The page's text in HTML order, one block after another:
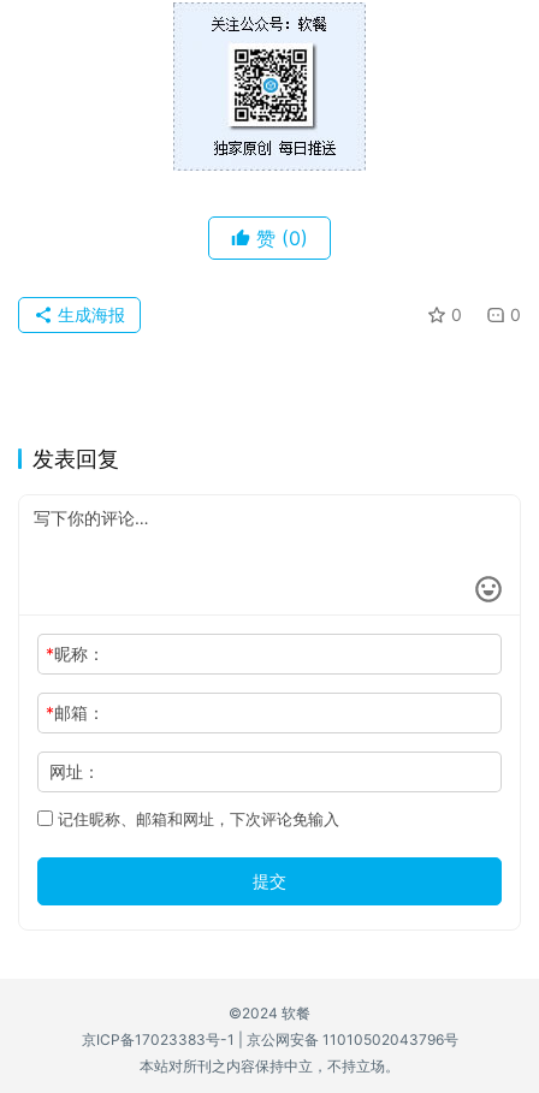
赞 (0)
0 0
生成海报
发表回复
*昵称：
*邮箱：
网址：
记住昵称、邮箱和网址，下次评论免输入
提交
©2024 软餐
京ICP备17023383号-1
京公网安备 11010502043796号
本站对所刊之内容保持中立，不持立场。